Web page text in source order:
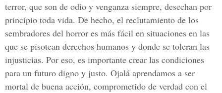
terror, que son de odio y venganza siempre, desechan por
principio toda vida. De hecho, el reclutamiento de los
sembradores del horror es más fácil en situaciones en las
que se pisotean derechos humanos y donde se toleran las
injusticias. Por eso, es importante crear las condiciones
para un futuro digno y justo. Ojalá aprendamos a ser
mortal de buena acción, comprometido de verdad con el